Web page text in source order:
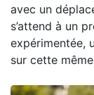
avec un
s’attend à un
expérimentée,
sur cette